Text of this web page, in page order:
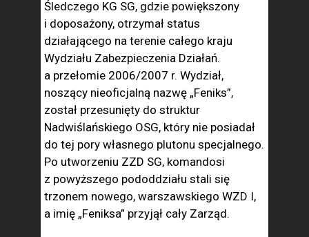
Śledczego KG SG, gdzie powiększony
i doposażony, otrzymał status
działającego na terenie całego kraju
Wydziału Zabezpieczenia Działań.
a przełomie 2006/2007 r. Wydział,
noszący nieoficjalną nazwę „Feniks”,
został przesunięty do struktur
Nadwiślańskiego OSG, który nie posiadał
do tej pory własnego plutonu specjalnego.
Po utworzeniu ZZD SG, komandosi
z powyższego pododdziału stali się
trzonem nowego, warszawskiego WZD I,
a imię „Feniksa” przyjął cały Zarząd.